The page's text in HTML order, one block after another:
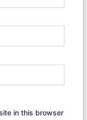
in this browser